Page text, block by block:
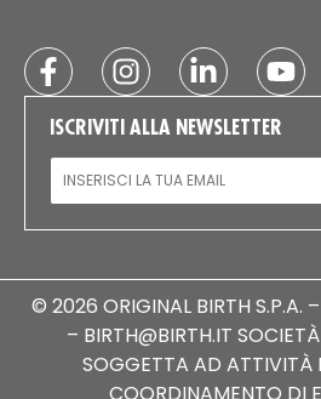
ISCRIVITI ALLA NEWSLETTER
EMAIL
© 2026 ORIGINAL BIRTH S.P.A.
– BIRTH@BIRTH.IT
SOGGETTA AD ATTIVITÀ